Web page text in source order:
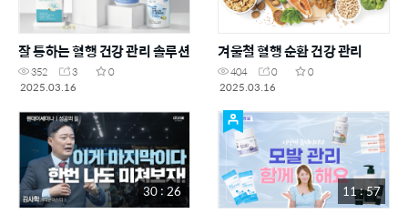
잘 통하는 혈행 건강 관리 솔루션
352 3
0
2025.03.16
겨울철 혈행 순환 건강 관리
404 0
0
2025.03.16
30 : 26 11 : 57